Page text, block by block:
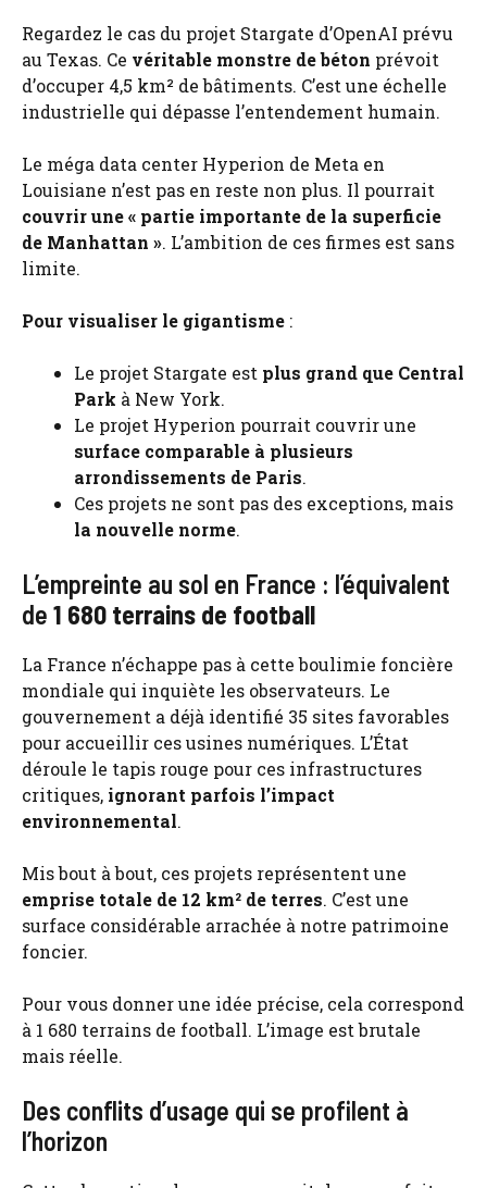
Regardez le cas du projet Stargate d’OpenAI prévu
au Texas. Ce véritable monstre de béton prévoit
d’occuper 4,5 km² de bâtiments. C’est une échelle
industrielle qui dépasse l’entendement humain.
Le méga data center Hyperion de Meta en
Louisiane n’est pas en reste non plus. Il pourrait
couvrir une « partie importante de la superficie
de Manhattan ». L’ambition de ces firmes est sans
limite.
Pour visualiser le gigantisme :
Le projet Stargate est plus grand que Central
Park à New York.
Le projet Hyperion pourrait couvrir une
surface comparable à plusieurs
arrondissements de Paris.
Ces projets ne sont pas des exceptions, mais
la nouvelle norme.
L’empreinte au sol en France : l’équivalent
de 1 680 terrains de football
La France n’échappe pas à cette boulimie foncière
mondiale qui inquiète les observateurs. Le
gouvernement a déjà identifié 35 sites favorables
pour accueillir ces usines numériques. L’État
déroule le tapis rouge pour ces infrastructures
critiques, ignorant parfois l’impact
environnemental.
Mis bout à bout, ces projets représentent une
emprise totale de 12 km² de terres. C’est une
surface considérable arrachée à notre patrimoine
foncier.
Pour vous donner une idée précise, cela correspond
à 1 680 terrains de football. L’image est brutale
mais réelle.
Des conflits d’usage qui se profilent à
l’horizon